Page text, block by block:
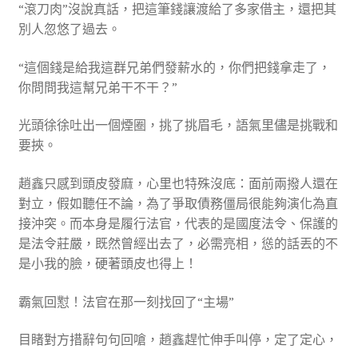
“滾刀肉”沒說真話，把這筆錢讓渡給了多家借主，還把其
別人忽悠了過去。
“這個錢是給我這群兄弟們發薪水的，你們把錢拿走了，
你問問我這幫兄弟干不干？”
光頭徐徐吐出一個煙圈，挑了挑眉毛，語氣里儘是挑戰和
要挾。
趙鑫只感到頭皮發麻，心里也特殊沒底：面前兩撥人還在
對立，假如聽任不論，為了爭取債務僵局很能夠演化為直
接沖突。而本身是履行法官，代表的是國度法令、保護的
是法令莊嚴，既然曾經出去了，必需亮相，慫的話丟的不
是小我的臉，硬著頭皮也得上！
霸氣回懟！法官在那一刻找回了“主場”
目睹對方措辭句句回嗆，趙鑫趕忙伸手叫停，定了定心，